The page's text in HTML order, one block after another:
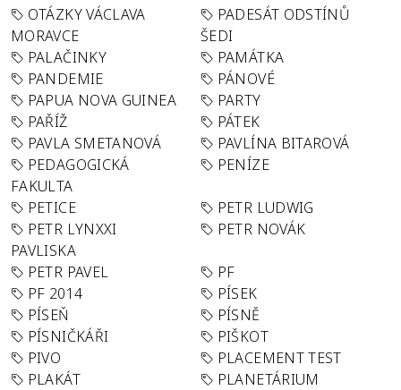
OTÁZKY VÁCLAVA
MORAVCE
PADESÁT ODSTÍNŮ
ŠEDI
PALAČINKY
PAMÁTKA
PANDEMIE
PÁNOVÉ
PAPUA NOVA GUINEA
PARTY
PAŘÍŽ
PÁTEK
PAVLA SMETANOVÁ
PAVLÍNA BITAROVÁ
PEDAGOGICKÁ
FAKULTA
PENÍZE
PETICE
PETR LUDWIG
PETR LYNXXI
PAVLISKA
PETR NOVÁK
PETR PAVEL
PF
PF 2014
PÍSEK
PÍSEŇ
PÍSNĚ
PÍSNIČKÁŘI
PIŠKOT
PIVO
PLACEMENT TEST
PLAKÁT
PLANETÁRIUM